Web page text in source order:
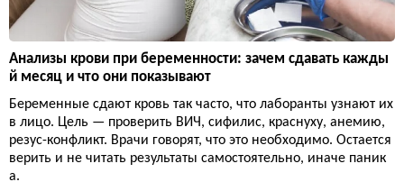
Анализы крови при беременности: зачем сдавать кажды
й месяц и что они показывают
Беременные сдают кровь так часто, что лаборанты узнают их
в лицо. Цель — проверить ВИЧ, сифилис, краснуху, анемию,
резус-конфликт. Врачи говорят, что это необходимо. Остается
верить и не читать результаты самостоятельно, иначе паник
а.